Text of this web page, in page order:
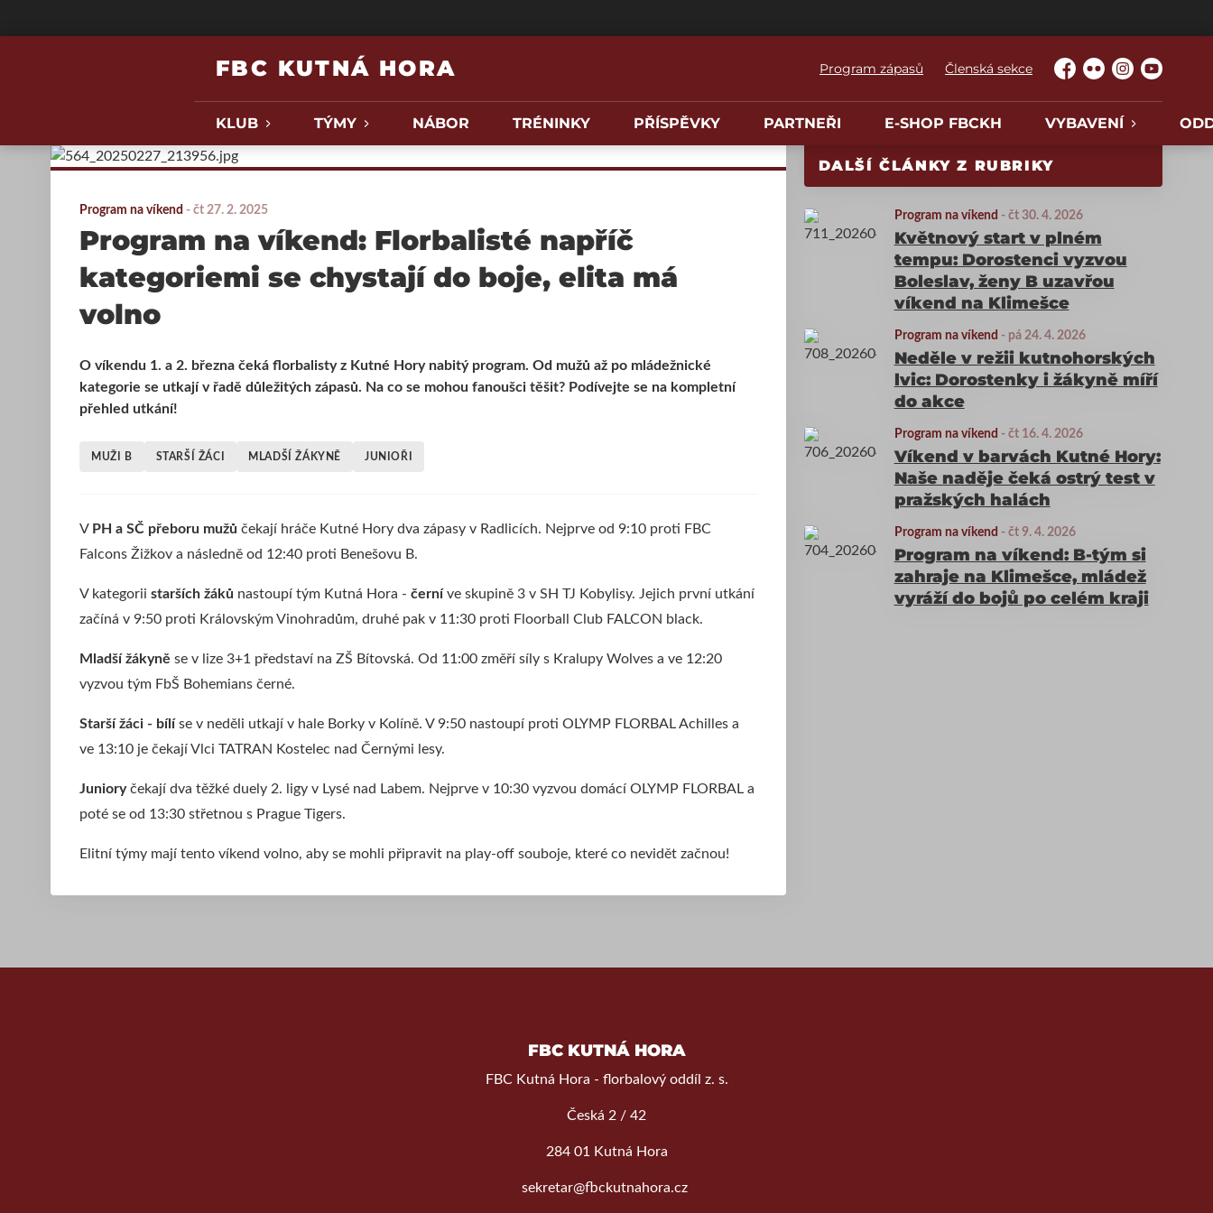
FBC KUTNÁ HORA Program zápasů Členská sekce Facebook
FlickrInstagram
YouTube
KLUB TÝMY NÁBOR TRÉNINKY PŘÍSPĚVKY PARTNEŘI E-SHOP FBCKH VYBAVENÍ
DALŠÍ ČLÁNKY Z RUBRIKY
Program na víkend - čt 30. 4. 2026
Květnový start v plném
tempu: Dorostenci vyzvou
Boleslav, ženy B uzavřou
víkend na Klimešce
Program na víkend - pá 24. 4. 2026
Neděle v režii kutnohorských
lvic: Dorostenky i žákyně míří
do akce
Program na víkend - čt 16. 4. 2026
Víkend v barvách Kutné Hory:
Naše naděje čeká ostrý test v
pražských halách
Program na víkend - čt 9. 4. 2026
Program na víkend: B-tým si
zahraje na Klimešce, mládež
vyráží do bojů po celém kraji
Program na víkend - čt 27. 2. 2025
Program na víkend: Florbalisté napříč
kategoriemi se chystají do boje, elita má
volno
O víkendu 1. a 2. března čeká florbalisty z Kutné Hory nabitý program. Od mužů až po mládežnické
kategorie se utkají v řadě důležitých zápasů. Na co se mohou fanoušci těšit? Podívejte se na kompletní
přehled utkání!
MUŽI B STARŠÍ ŽÁCI MLADŠÍ ŽÁKYNĚ JUNIOŘI
V PH a SČ přeboru mužů čekají hráče Kutné Hory dva zápasy v Radlicích. Nejprve od 9:10 proti FBC
Falcons Žižkov a následně od 12:40 proti Benešovu B.
V kategorii starších žáků nastoupí tým Kutná Hora - černíve skupině 3 v SH TJ Kobylisy. Jejich první utkání
začíná v 9:50 proti Královským Vinohradům, druhé pak v 11:30 proti Floorball Club FALCON black.
Mladší žákyně se v lize 3+1 představí na ZŠ Bítovská. Od 11:00 změří síly s Kralupy Wolves a ve 12:20
vyzvou tým FbŠ Bohemians černé.
Starší žáci - bílíse v neděli utkají v hale Borky v Kolíně. V 9:50 nastoupí proti OLYMP FLORBAL Achilles a
ve 13:10 je čekají Vlci TATRAN Kostelec nad Černými lesy.
Junioryčekají dva těžké duely 2. ligy v Lysé nad Labem. Nejprve v 10:30 vyzvou domácí OLYMP FLORBAL a
poté se od 13:30 střetnou s Prague Tigers.
Elitní týmy mají tento víkend volno, aby se mohli připravit na play-off souboje, které co nevidět začnou!
FBC KUTNÁ HORA
FBC Kutná Hora - florbalový oddíl z. s.
Česká 2 / 42
284 01 Kutná Hora
sekretar@fbckutnahora.cz